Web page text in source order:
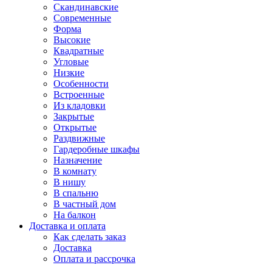
Скандинавские
Современные
Форма
Высокие
Квадратные
Угловые
Низкие
Особенности
Встроенные
Из кладовки
Закрытые
Открытые
Раздвижные
Гардеробные шкафы
Назначение
В комнату
В нишу
В спальню
В частный дом
На балкон
Доставка и оплата
Как сделать заказ
Доставка
Оплата и рассрочка